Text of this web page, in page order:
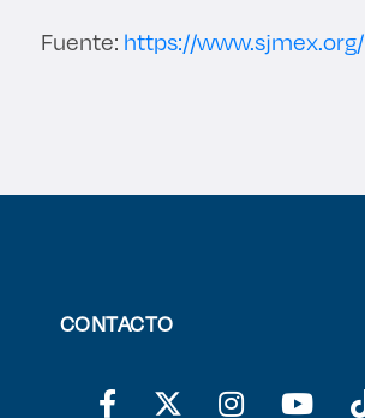
Fuente: https://www.sjmex.org/
CONTACTO